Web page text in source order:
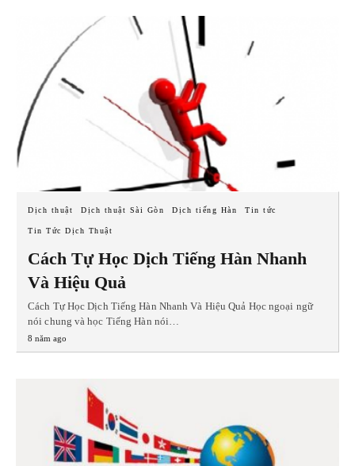
Dịch thuật Dịch thuật Sài Gòn Dịch tiếng Hàn Tin tức
Tin Tức Dịch Thuật
Cách Tự Học Dịch Tiếng Hàn Nhanh
Và Hiệu Quả
Cách Tự Học Dịch Tiếng Hàn Nhanh Và Hiệu Quả Học ngoại ngữ
nói chung và học Tiếng Hàn nói…
8 năm ago